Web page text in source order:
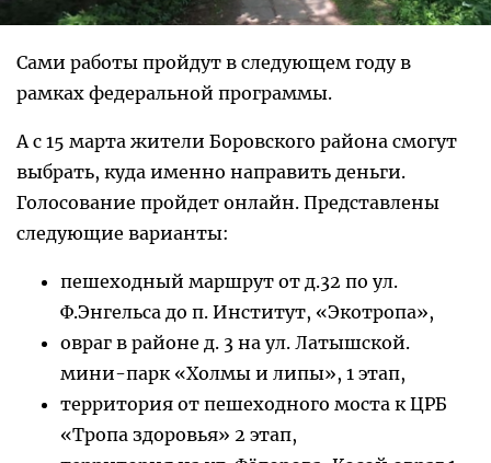
Сами работы пройдут в следующем году в
рамках федеральной программы.
А с 15 марта жители Боровского района смогут
выбрать, куда именно направить деньги.
Голосование пройдет онлайн. Представлены
следующие варианты:
пешеходный маршрут от д.32 по ул.
Ф.Энгельса до п. Институт, «Экотропа»,
овраг в районе д. 3 на ул. Латышской.
мини-парк «Холмы и липы», 1 этап,
территория от пешеходного моста к ЦРБ
«Тропа здоровья» 2 этап,